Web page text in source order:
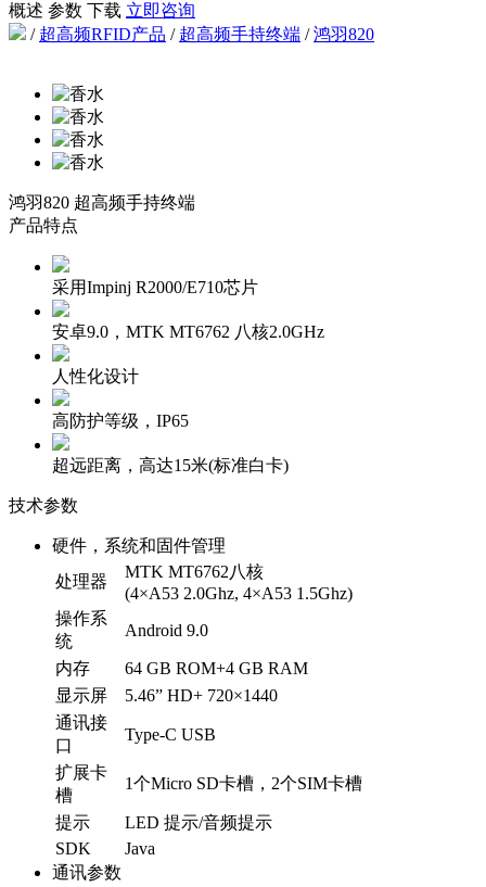
概述 参数 下载 立即咨询
/ 超高频RFID产品 / 超高频手持终端 /鸿羽820
鸿羽820 超高频手持终端
产品特点
采用Impinj R2000/E710芯片
安卓9.0，MTK MT6762 八核2.0GHz
人性化设计
高防护等级，IP65
超远距离，高达15米(标准白卡)
技术参数
硬件，系统和固件管理
处理器
MTK MT6762八核
(4×A53 2.0Ghz, 4×A53 1.5Ghz)
操作系
统
Android 9.0
内存
64 GB ROM+4 GB RAM
显示屏
5.46” HD+ 720×1440
通讯接
口
Type-C USB
扩展卡
槽
1个Micro SD卡槽，2个SIM卡槽
提示
LED 提示/音频提示
SDK
Java
通讯参数